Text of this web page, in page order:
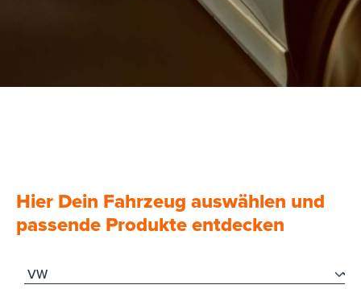
Hier Dein Fahrzeug auswählen und
passende Produkte entdecken